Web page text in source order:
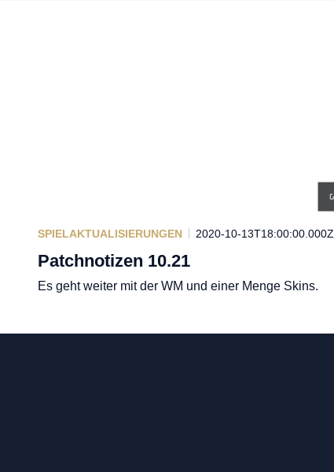
SPIELAKTUALISIERUNGEN 2020-10-13T18:00:00.000Z
Patchnotizen 10.21
Es geht weiter mit der WM und einer Menge Skins.